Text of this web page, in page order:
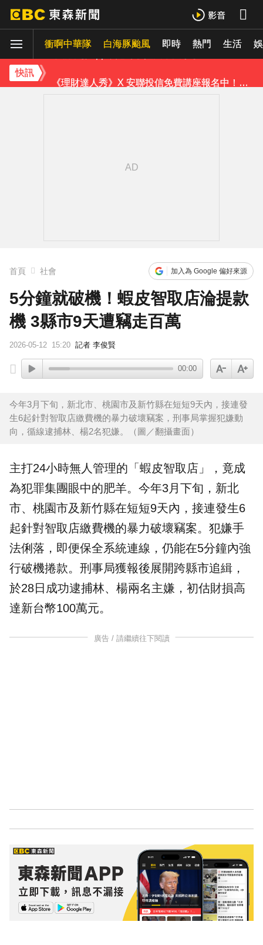
衝啊中華隊 白海豚颱風 即時 熱門 生活
快訊
下載東森App，隨時掌握天下大小事！
首頁 社會 加入為 Google 偏好來源
5分鐘就破機！蝦皮智取店淪提款
機 3縣市9天遭竊走百萬
2026-05-12 15:20 記者 李俊賢
00:00
今年3月下旬，新北市、桃園市及新竹縣在短短9天內，接連發
生6起針對智取店繳費機的暴力破壞竊案，刑事局掌握犯嫌動
向，循線逮捕林、楊2名犯嫌。（圖／翻攝畫面）
主打24小時無人管理的「 蝦皮智取店 」，竟成
為犯罪集團眼中的肥羊。今年3月下旬，新北
市、桃園市及新竹縣在短短9天內，接連發生6
起針對智取店繳費機的暴力破壞竊案。犯嫌手
法俐落，即便保全系統連線，仍能在5分鐘內強
行破機捲款。 刑事局獲報後展開跨縣市追緝，
於28日成功逮捕林、楊兩名主嫌，初估財損高
達新台幣100萬元。
廣告 / 請繼續往下閱讀